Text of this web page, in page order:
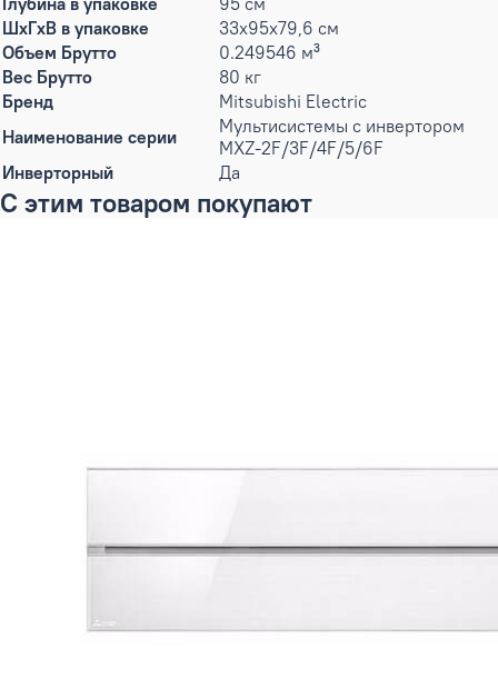
ШxГxВ в упаковке
33x95x79,6 см
Объем Брутто
0.249546 м³
Вес Брутто
80 кг
Бренд
Mitsubishi Electric
Наименование серии
Мультисистемы c инвертором
MXZ-2F/3F/4F/5/6F
Инверторный
Да
С этим товаром покупают